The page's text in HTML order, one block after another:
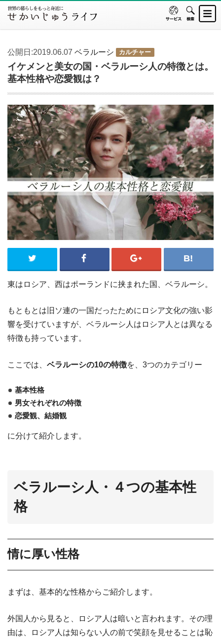
公開日:2019.06.07 ベラルーシ カルチャー
イケメンと美女の国・ベラルーシ人の特徴とは。
基本性格や恋愛観は？
東はロシア、西はポーランドに挟まれた国、ベラルーシ。
もともとは旧ソ連の一国だったためにロシア文化の強い影
響を受けていますが、ベラルーシ人はロシア人とは異なる
特徴も持っています。
ここでは、 ベラルーシの10の特徴を、3つのカテゴリー
基本性格
男女それぞれの特徴
恋愛観、結婚観
に分けて紹介します。
ベラルーシ人・４つの基本性
格
情に厚い性格
まずは、基本的な性格からご紹介します。
外国人から見ると、ロシア人は暗いと言われます。その理
由は、ロシア人は知らない人の前で笑顔を見せることは恥